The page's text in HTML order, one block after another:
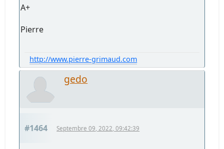
A+
Pierre
http://www.pierre-grimaud.com
gedo
#1464 Septembre 09, 2022, 09:42:39